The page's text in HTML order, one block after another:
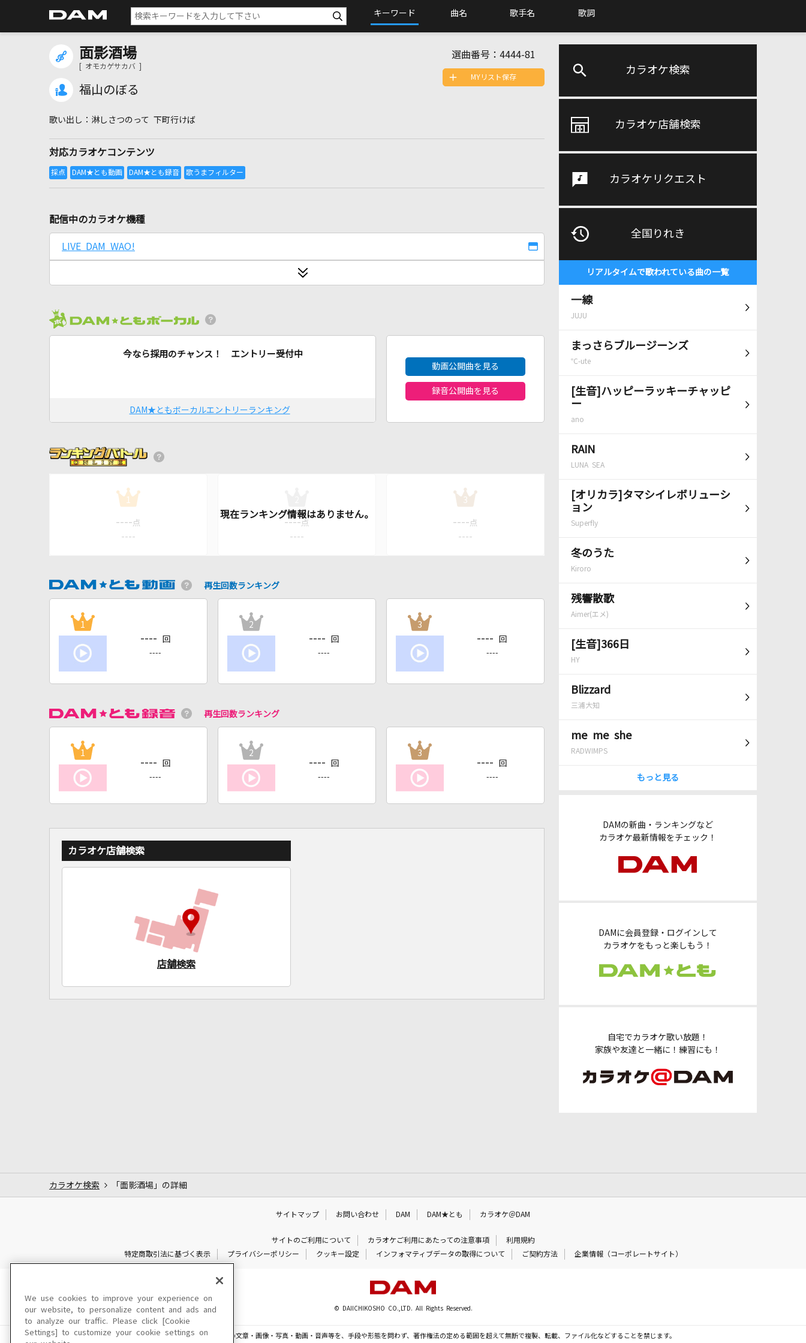
キーワード 曲名 歌手名 歌詞
カラオケ検索
カラオケ店舗検索
カラオケリクエスト
全国りれき
リアルタイムで歌われている曲の一覧
一線
JUJU
まっさらブルージーンズ
℃-ute
[生音]ハッピーラッキーチャッピ
ー
ano
RAIN
LUNA SEA
[オリカラ]タマシイレボリューシ
ョン
Superfly
冬のうた
Kiroro
残響散歌
Aimer(エメ)
[生音]366日
HY
Blizzard
三浦大知
me me she
RADWIMPS
もっと見る
DAMの新曲・ランキングなど
カラオケ最新情報をチェック！
DAMに会員登録・ログインして
カラオケをもっと楽しもう！
自宅でカラオケ歌い放題！
家族や友達と一緒に！練習にも！
面影酒場
[ オモカゲサカバ ]
福山のぼる
選曲番号： 4444-81
淋しさつのって 下町行けば
対応カラオケコンテンツ
MYリスト保存
配信中のカラオケ機種
LIVE DAM WAO!
今なら採用のチャンス！ エントリー受付中
DAM★ともボーカルエントリーランキング
動画公開曲を見る
録音公開曲を見る
1
---- 点
----
---- 点
----
3
---- 点
----
再生回数ランキング
1
---- 回
----
2
---- 回
----
3
---- 回
----
再生回数ランキング
1
---- 回
----
2
---- 回
----
3
---- 回
----
カラオケ店舗検索
店舗検索
カラオケ検索 「面影酒場」の詳細
サイトマップ お問い合わせ DAM DAM★とも カラオケ＠DAM
サイトのご利用について カラオケご利用にあたっての注意事項
利用規約
特定商取引法に基づく表示
プライバシーポリシー クッキー設定 インフォマティブデータの取得について ご契約方法 企業情報（コーポレートサイト）
© DAIICHIKOSHO CO.,LTD. All Rights Reserved.
このサイトに掲載されている一切の文章・画像・写真・動画・音声等を、手段や形態を問わず、著作権法の定める範囲を超えて無断で複製、転載、ファイル化などすることを禁じます。
We use cookies to improve your experience on
our website, to personalize content and ads and
to analyze our traffic. Please click [Cookie
Settings] to customize your cookie settings on